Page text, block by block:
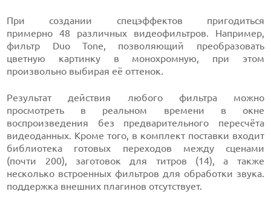
При создании спецэффектов пригодиться
примерно 48 различных видеофильтров. Например,
фильтр Duo Tone, позволяющий преобразовать
цветную картинку в монохромную, при этом
произвольно выбирая её оттенок.
Результат действия любого фильтра можно
просмотреть в реальном времени в окне
воспроизведения без предварительного пересчёта
видеоданных. Кроме того, в комплект поставки входит
библиотека готовых переходов между сценами
(почти 200), заготовок для титров (14), а также
несколько встроенных фильтров для обработки звука.
поддержка внешних плагинов отсутствует.